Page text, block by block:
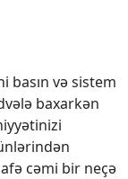
basın və sistem
baxarkən
cəmi bir neçə